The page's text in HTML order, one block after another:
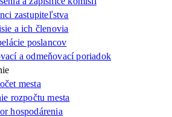
zastupiteľstva
a ich členovia
poslancov
a odmeňovací poriadok
mesta
rozpočtu mesta
hospodárenia